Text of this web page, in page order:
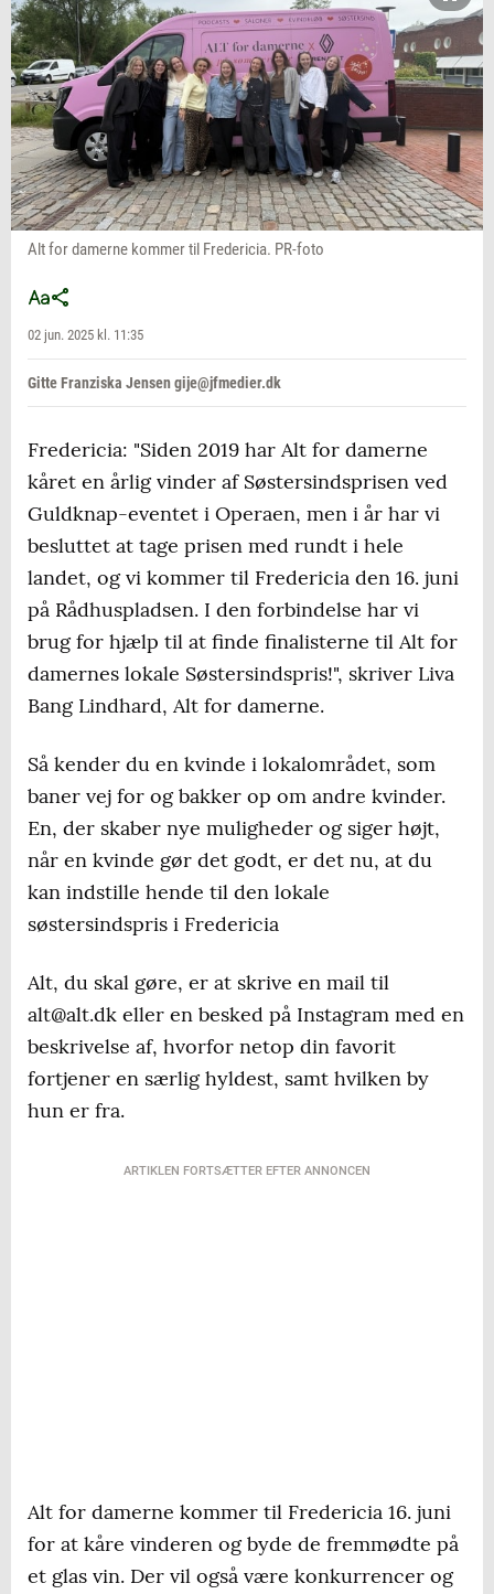
Alt for damerne kommer til Fredericia. PR-foto
02 jun. 2025 kl. 11:35
Gitte Franziska Jensen gije@jfmedier.dk
Fredericia: "Siden 2019 har Alt for damerne
kåret en årlig vinder af Søstersindsprisen ved
Guldknap-eventet i Operaen, men i år har vi
besluttet at tage prisen med rundt i hele
landet, og vi kommer til Fredericia den 16. juni
på Rådhuspladsen. I den forbindelse har vi
brug for hjælp til at finde finalisterne til Alt for
damernes lokale Søstersindspris!", skriver Liva
Bang Lindhard, Alt for damerne.
Så kender du en kvinde i lokalområdet, som
baner vej for og bakker op om andre kvinder.
En, der skaber nye muligheder og siger højt,
når en kvinde gør det godt, er det nu, at du
kan indstille hende til den lokale
søstersindspris i Fredericia
Alt, du skal gøre, er at skrive en mail til
alt@alt.dk eller en besked på Instagram med en
beskrivelse af, hvorfor netop din favorit
fortjener en særlig hyldest, samt hvilken by
hun er fra.
ARTIKLEN FORTSÆTTER EFTER ANNONCEN
Alt for damerne kommer til Fredericia 16. juni
for at kåre vinderen og byde de fremmødte på
et glas vin. Der vil også være konkurrencer og